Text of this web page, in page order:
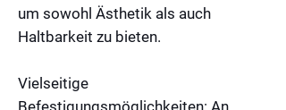
um sowohl Ästhetik als auch
Haltbarkeit zu bieten.
Vielseitige
Befestigungsmöglichkeiten: An